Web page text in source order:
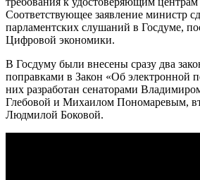
Соответствующее заявление министр
парламентских слушаний в Госдуме,
Цифровой экономики.
В Госдуму были внесены сразу два
поправками в Закон «Об электронной
них разработан сенаторами
Глебовой и Михаилом Пономаревым,
Людмилой Боковой.